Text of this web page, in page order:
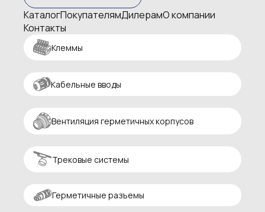
КаталогПокупателямДилерамО компании
Контакты
Клеммы
Кабельные вводы
Вентиляция герметичных корпусов
Трековые системы
Герметичные разъемы